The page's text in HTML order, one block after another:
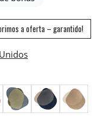
a oferta – garantido!